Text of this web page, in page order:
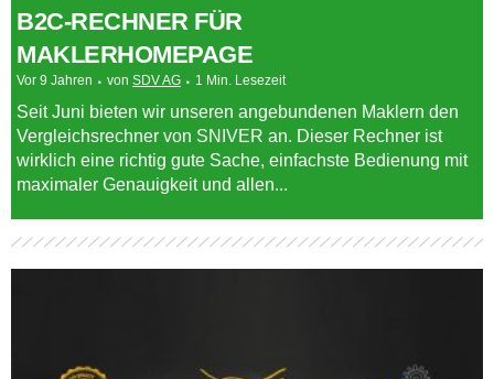
B2C-RECHNER FÜR
MAKLERHOMEPAGE
Vor 9 Jahren von SDV AG 1 Min. Lesezeit
Seit Juni bieten wir unseren angebundenen Maklern den
Vergleichsrechner von SNIVER an. Dieser Rechner ist
wirklich eine richtig gute Sache, einfachste Bedienung mit
maximaler Genauigkeit und allen...